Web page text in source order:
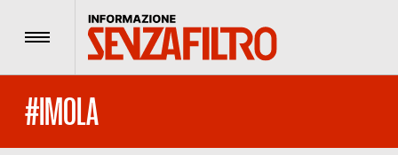
Menu
#IMOLA